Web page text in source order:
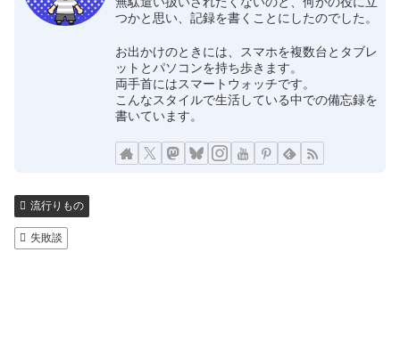
つかと思い、記録を書くことにしたのでした。
お出かけのときには、スマホを複数台とタブレ
ットとパソコンを持ち歩きます。
両手首にはスマートウォッチです。
こんなスタイルで生活している中での備忘録を
書いています。
流行りもの
失敗談